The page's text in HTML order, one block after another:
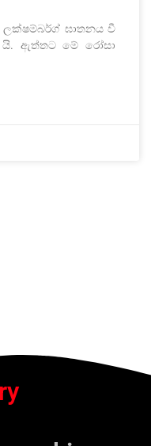
ලක්ෂම්බර්ග් ඝාතනය වී
ඇත්තට මේ රෝසා